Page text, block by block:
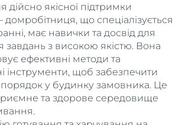
дійсно якісної підтримки
що спеціалізується
має навички та досвід для
завдань з високою якістю. Вона
ефективні методи та
інструменти, щоб забезпечити
порядок у будинку замовника. Це
та здорове середовище